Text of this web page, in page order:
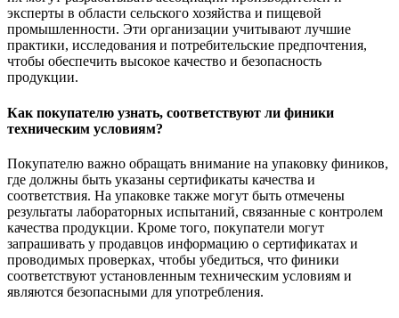
эксперты в области сельского хозяйства и пищевой
промышленности. Эти организации учитывают лучшие
практики, исследования и потребительские предпочтения,
чтобы обеспечить высокое качество и безопасность
продукции.
Как покупателю узнать, соответствуют ли финики
техническим условиям?
Покупателю важно обращать внимание на упаковку фиников,
где должны быть указаны сертификаты качества и
соответствия. На упаковке также могут быть отмечены
результаты лабораторных испытаний, связанные с контролем
качества продукции. Кроме того, покупатели могут
запрашивать у продавцов информацию о сертификатах и
проводимых проверках, чтобы убедиться, что финики
соответствуют установленным техническим условиям и
являются безопасными для употребления.